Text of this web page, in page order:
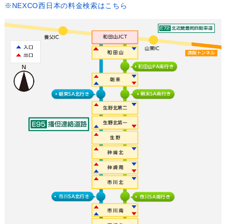
※NEXCO西日本の料金検索はこちら